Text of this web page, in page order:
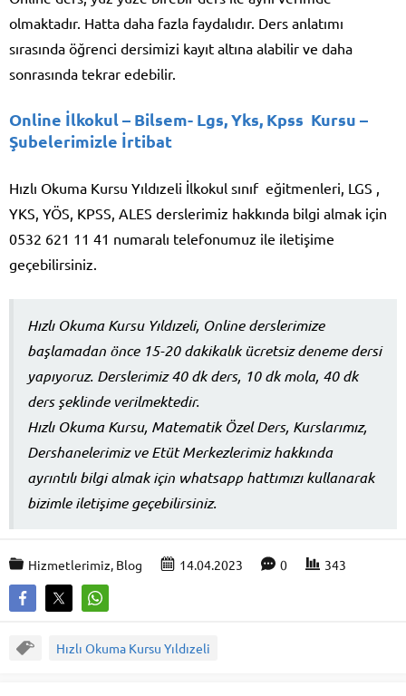
olmaktadır. Hatta daha fazla faydalıdır. Ders anlatımı
sırasında öğrenci dersimizi kayıt altına alabilir ve daha
sonrasında tekrar edebilir.
Online İlkokul – Bilsem- Lgs, Yks, Kpss Kursu –
Şubelerimizle İrtibat
Hızlı Okuma Kursu Yıldızeli İlkokul sınıf eğitmenleri, LGS ,
YKS, YÖS, KPSS, ALES derslerimiz hakkında bilgi almak için
0532 621 11 41 numaralı telefonumuz ile iletişime
geçebilirsiniz.
Hızlı Okuma Kursu Yıldızeli, Online derslerimize
başlamadan önce 15-20 dakikalık ücretsiz deneme dersi
yapıyoruz. Derslerimiz 40 dk ders, 10 dk mola, 40 dk
ders şeklinde verilmektedir.
Hızlı Okuma Kursu, Matematik Özel Ders, Kurslarımız,
Dershanelerimiz ve Etüt Merkezlerimiz hakkında
ayrıntılı bilgi almak için whatsapp hattımızı kullanarak
bizimle iletişime geçebilirsiniz.
Hizmetlerimiz, Blog 14.04.2023 0 343
Hızlı Okuma Kursu Yıldızeli